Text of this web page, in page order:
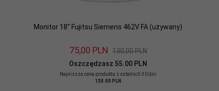
Monitor 18" Fujitsu Siemens 462V FA (używany)
75,00 PLN 130,00 PLN
Oszczędzasz 55.00 PLN
Najniższa cena produktu z ostatnich 30 dni:
130.00 PLN